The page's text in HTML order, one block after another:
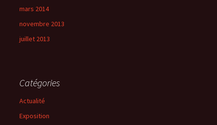
mars 2014
novembre 2013
juillet 2013
Catégories
Actualité
Exposition